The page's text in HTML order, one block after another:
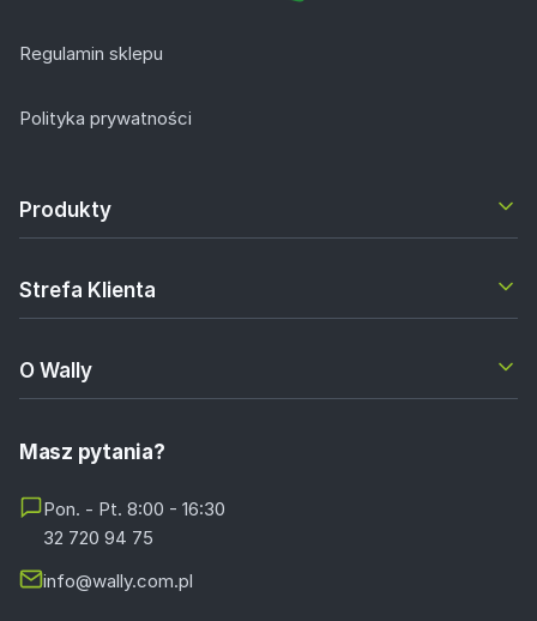
Regulamin sklepu
Polityka prywatności
Produkty
Strefa Klienta
O Wally
Masz pytania?
Pon. - Pt. 8:00 - 16:30
32 720 94 75
info@wally.com.pl